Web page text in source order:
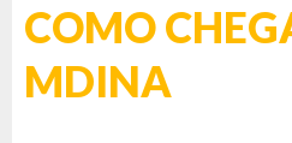
COMO
MDINA